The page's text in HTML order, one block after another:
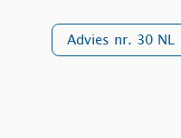
Advies nr. 30 NL